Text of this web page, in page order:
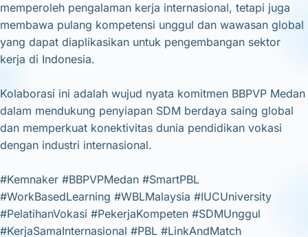
memperoleh pengalaman kerja internasional, tetapi juga
membawa pulang kompetensi unggul dan wawasan global
yang dapat diaplikasikan untuk pengembangan sektor
kerja di Indonesia.
Kolaborasi ini adalah wujud nyata komitmen BBPVP Medan
dalam mendukung penyiapan SDM berdaya saing global
dan memperkuat konektivitas dunia pendidikan vokasi
dengan industri internasional.
#Kemnaker #BBPVPMedan #SmartPBL
#WorkBasedLearning #WBLMalaysia #IUCUniversity
#PelatihanVokasi #PekerjaKompeten #SDMUnggul
#KerjaSamaInternasional #PBL #LinkAndMatch